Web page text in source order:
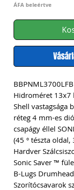
ÁFA beleértve
Hidroméret 13x7
Shell vastagsága
réteg 4 mm-es
csapágy éllel
(45 ° tészta oldal,
Hardver
Sonic Saver ™
B-Lugs
Szorítócsavarok